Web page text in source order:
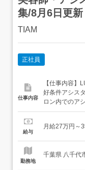
集/8月6日更新
TIAM
正社員
仕事内容
【仕事内容】
好条件アシス
ロン内でのア
のレッスン ヘ
駅、東葉高速
給与
月給27万円～
勤務地
千葉県 八千代